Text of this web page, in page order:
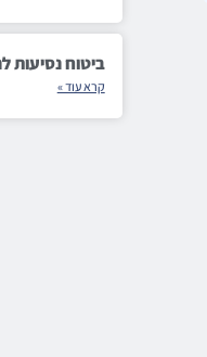
ביטוח נסיעות
קרא עוד »